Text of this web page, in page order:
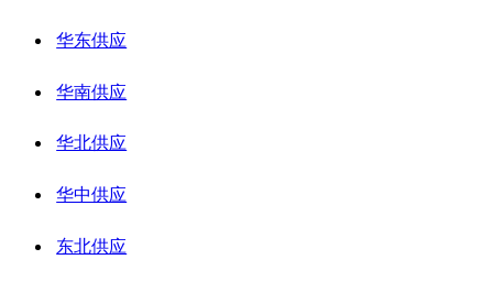
华东供应
华南供应
华北供应
华中供应
东北供应